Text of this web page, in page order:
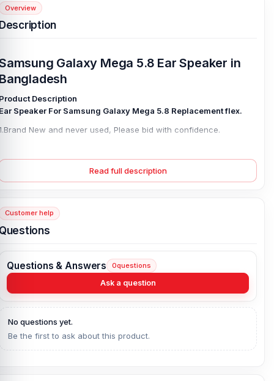
Overview
Galaxy Mega 5.8 Ear Speaker in
Description
Speaker For Samsung Galaxy Mega 5.8 Replacement flex.
New and never used, Please bid with confidence.
We share the latest information of mobile phone
parts in Bangladeshi market with all our customers
Disassembling so we do it properly by our technical persons.
Read full description
Customer help
Questions & Answers 0questions
Ask a question
No questions yet.
Be the first to ask about this product.